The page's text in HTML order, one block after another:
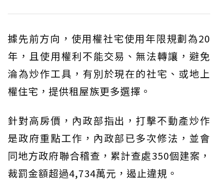
據先前方向，使用權社宅使用年限規劃為20
年，且使用權利不能交易、無法轉讓，避免
淪為炒作工具，有別於現在的社宅、或地上
權住宅，提供租屋族更多選擇。
針對高房價，內政部指出，打擊不動產炒作
是政府重點工作，內政部已多次修法，並會
同地方政府聯合稽查，累計查處350個建案，
裁罰金額超過4,734萬元，遏止違規。